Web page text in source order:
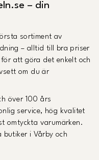
– din
sortiment av
– alltid till bra priser
att göra det enkelt och
om du är
över 100 års
service, hög kvalitet
omtyckta varumärken.
butiker i Vårby och